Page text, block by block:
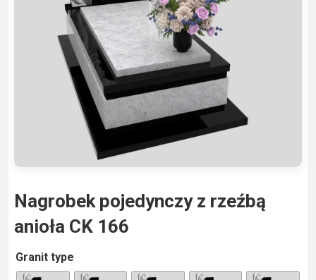
Nagrobek pojedynczy z rzeźbą
anioła CK 166
Granit type
A
lt